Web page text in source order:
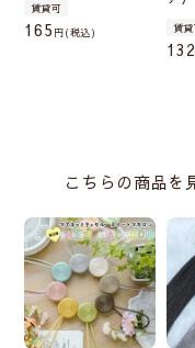
賃貸可
165 税込 賃
132
こちらの商品を